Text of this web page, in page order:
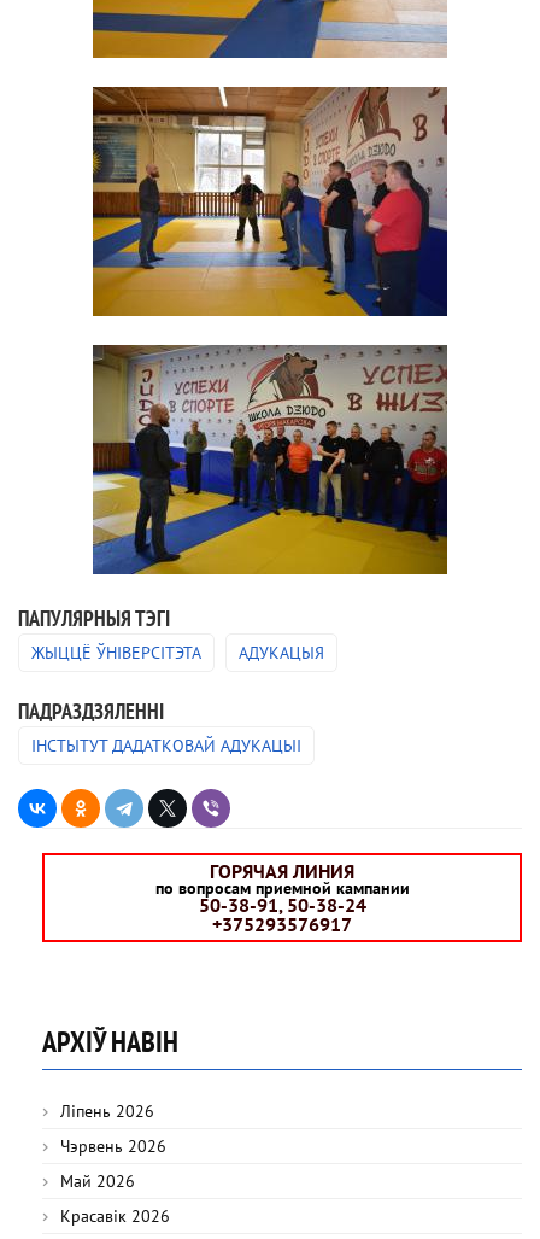
ПАПУЛЯРНЫЯ ТЭГІ
ЖЫЦЦЁ ЎНІВЕРСІТЭТА АДУКАЦЫЯ
ПАДРАЗДЗЯЛЕННI
ІНСТЫТУТ ДАДАТКОВАЙ АДУКАЦЫІ
ГОРЯЧАЯ ЛИНИЯ
по вопросам приемной кампании
50-38-91, 50-38-24
+375293576917
АРХІЎ НАВІН
Ліпень 2026
Чэрвень 2026
Май 2026
Красавік 2026